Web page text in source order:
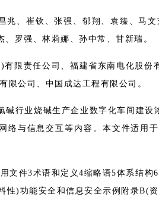
兆、崔钦、张强、郁翔、袁臻、马
罗强、林莉娜、孙中常、甘新瑞。
限责任公司、福建省东南电化股
限公司、中国成达工程有限公司。
碱行业烧碱生产企业数字化车间建
络与信息交互等内容。本文件适用
文件3术语和定义4缩略语5体系结
性)功能安全和信息安全示例附录B(